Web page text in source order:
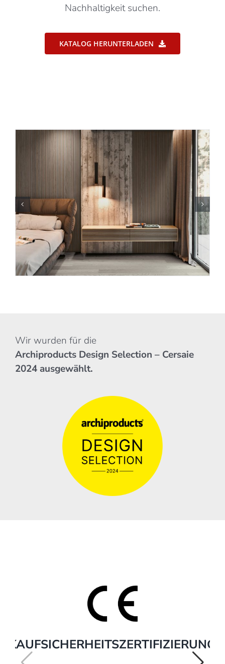
Nachhaltigkeit suchen.
KATALOG HERUNTERLADEN
Wir wurden für die
Archiproducts Design Selection – Cersaie
2024 ausgewählt.
KAUFSICHERHEITSZERTIFIZIERUNG